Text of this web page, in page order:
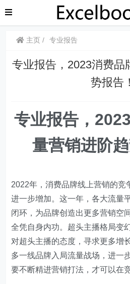
主页 专业报告
专业报告，2023消费品
势报告！
专业报告，
量营销进阶趋
2022年，消费品牌线上营销的竞
进一步增加。这一年，各大流量
闭环，为品牌创造出更多营销空
全凭自身内功。超头主播格局变
对超头主播的态度，寻求更多增
多一线品牌入局流量战场，进一
要不断精进营销打法，才可以在